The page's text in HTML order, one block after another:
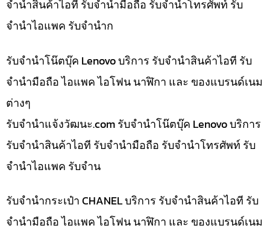
จำนำสินค้าไอที รับจำนำมือถือ รับจำนำโทรศัพท์ รับ
จำนำไอแพค รับจำนำก
รับจำนำโน๊ตบุ๊ค Lenovo บริการ รับจำนำสินค้าไอที รับ
จำนำมือถือ ไอแพค ไอโฟน นาฬิกา และ ของแบรนด์เนม
ต่างๆ
รับจํานําแจ้งวัฒนะ.com รับจำนำโน๊ตบุ๊ค Lenovo บริการ
รับจำนำสินค้าไอที รับจำนำมือถือ รับจำนำโทรศัพท์ รับ
จำนำไอแพค รับจำน
รับจำนำกระเป๋า CHANEL บริการ รับจำนำสินค้าไอที รับ
จำนำมือถือ ไอแพค ไอโฟน นาฬิกา และ ของแบรนด์เนม